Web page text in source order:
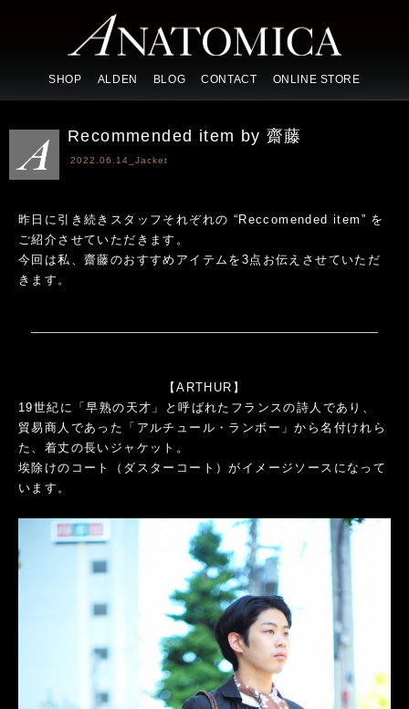
SHOP ALDEN BLOG CONTACT ONLINE STORE
Recommended item by 齋藤
2022.06.14_ Jacket
昨日に引き続きスタッフそれぞれの “Reccomended item” を
ご紹介させていただきます。
今回は私、齋藤のおすすめアイテムを3点お伝えさせていただ
きます。
【ARTHUR】
19世紀に「早熟の天才」と呼ばれたフランスの詩人であり、
貿易商人であった「アルチュール・ランボー」から名付けれら
た、着丈の長いジャケット。
埃除けのコート（ダスターコート）がイメージソースになって
います。